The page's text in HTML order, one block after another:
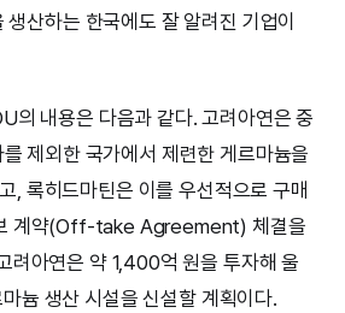
산하는 한국에도 잘 알려진 기업이
의 내용은 다음과 같다. 고려아연은 중
제외한 국가에서 제련한 게르마늄을
, 록히드마틴은 이를 우선적으로 구매
계약(Off-take Agreement) 체결을
려아연은 약 1,400억 원을 투자해 울
늄 생산 시설을 신설할 계획이다.